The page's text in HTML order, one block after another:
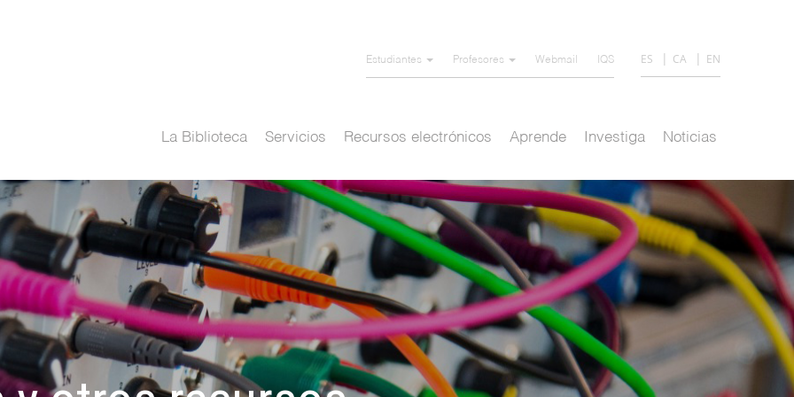
Estudiantes Profesores Webmail IQS ES CA EN
La Biblioteca Servicios Recursos electrónicos Aprende Investiga Noticias